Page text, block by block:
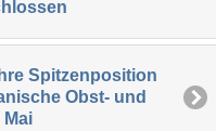
Spitzenposition
Obst- und